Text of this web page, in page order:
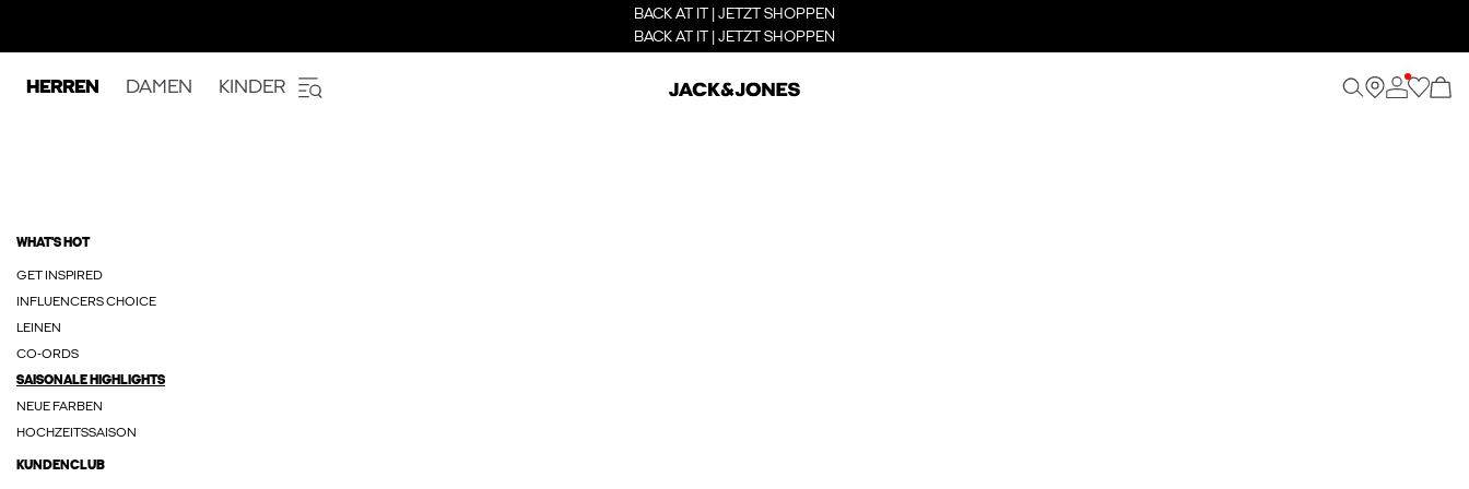
BACK AT IT | JETZT SHOPPEN
BACK AT IT | JETZT SHOPPEN
HERREN DAMEN KINDER
WHAT'S HOT
GET INSPIRED
INFLUENCERS CHOICE
LEINEN
CO-ORDS
SAISONALE HIGHLIGHTS
NEUE FARBEN
HOCHZEITSSAISON
KUNDENCLUB